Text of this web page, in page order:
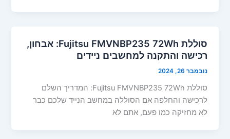
סוללת Fujitsu FMVNBP235 72Wh: אבחון,
רכישה והתקנה למחשבים ניידים
נובמבר 26, 2024
סוללת Fujitsu FMVNBP235 72Wh: המדריך השלם
לרכישה והחלפה אם הסוללה במחשב הנייד שלכם כבר
לא מחזיקה כמו פעם, אתם לא